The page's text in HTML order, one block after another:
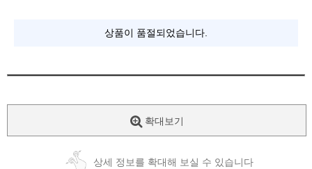
상품이 품절되었습니다.
확대보기
상세 정보를 확대해 보실 수 있습니다